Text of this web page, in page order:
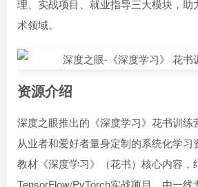
理、实战项目、就业指导三大模块，助
术领域。
资源介绍
深度之眼推出的《深度学习》花书训练
从业者和爱好者量身定制的系统化学
教材《深度学习》（花书）核心内容，
TensorFlow/PyTorch实战项目，由一